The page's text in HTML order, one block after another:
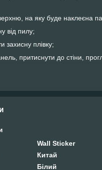
на яку буде наклеєна
від пилу;
захисну плівку;
притиснути до стіни,
Wall Sticker
Китай
Білий